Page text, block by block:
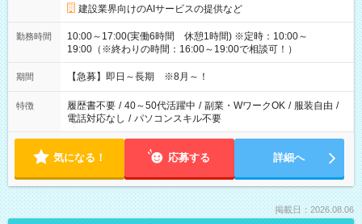
建設業界向けのAIサービスの提供など
勤務時間
10:00～17:00(実働6時間 休憩1時間) ※定時：10:00～
19:00（※終わりの時間：16:00～19:00で相談可！）
期間 【急募】即日～長期 ※8月～！
特徴 履歴書不要 / 40～50代活躍中 / 副業・WワークOK / 服装自由 /
電話対応なし / パソコンスキル不要
気になる！ 応募する 詳細へ
掲載日：2026.08.06